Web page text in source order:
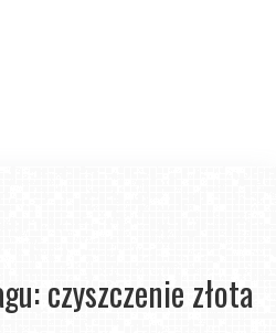
czyszczenie złota